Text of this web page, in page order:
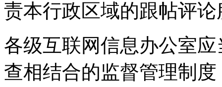
责本行政区域的跟帖评
各级互联网信息办公室
查相结合的监督管理制